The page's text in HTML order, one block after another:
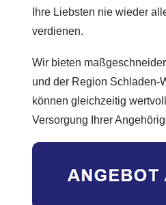
Ihre Liebsten nie wieder
verdienen.
Wir bieten
und der Region Schladen-
können gleichzeitig
Versorgung Ihrer